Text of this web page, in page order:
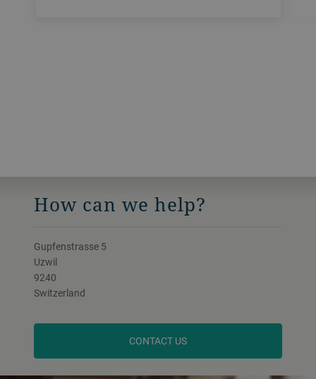
How can we help?
Gupfenstrasse 5
Uzwil
9240
Switzerland
CONTACT US